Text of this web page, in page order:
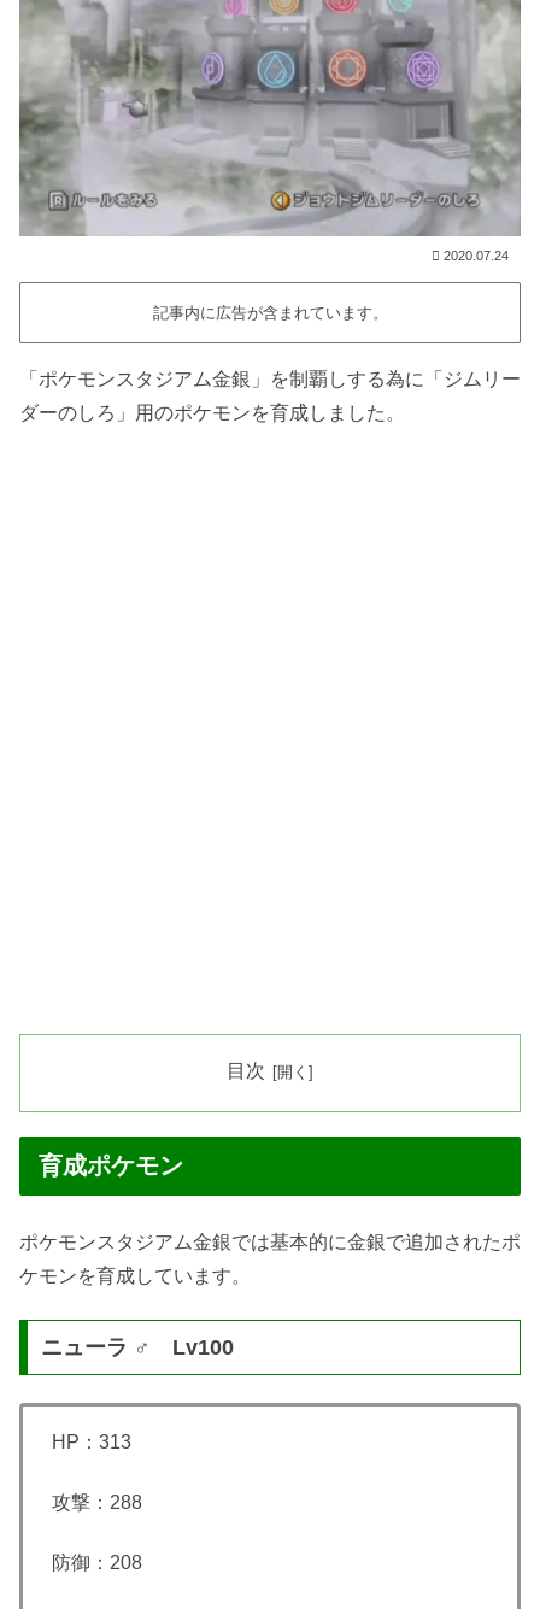
2020.07.24
記事内に広告が含まれています。
「ポケモンスタジアム金銀」を制覇しする為に「ジムリー
ダーのしろ」用のポケモンを育成しました。
目次
育成ポケモン
ポケモンスタジアム金銀では基本的に金銀で追加されたポ
ケモンを育成しています。
ニューラ ♂ Lv100
HP：313
攻撃：288
防御：208